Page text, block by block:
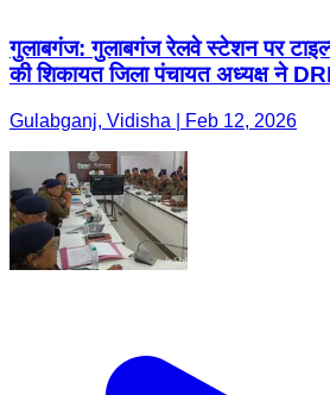
गुलाबगंज: गुलाबगंज रेलवे स्टेशन पर
की शिकायत जिला पंचायत अध्यक्ष ने
Gulabganj, Vidisha | Feb 12, 2026